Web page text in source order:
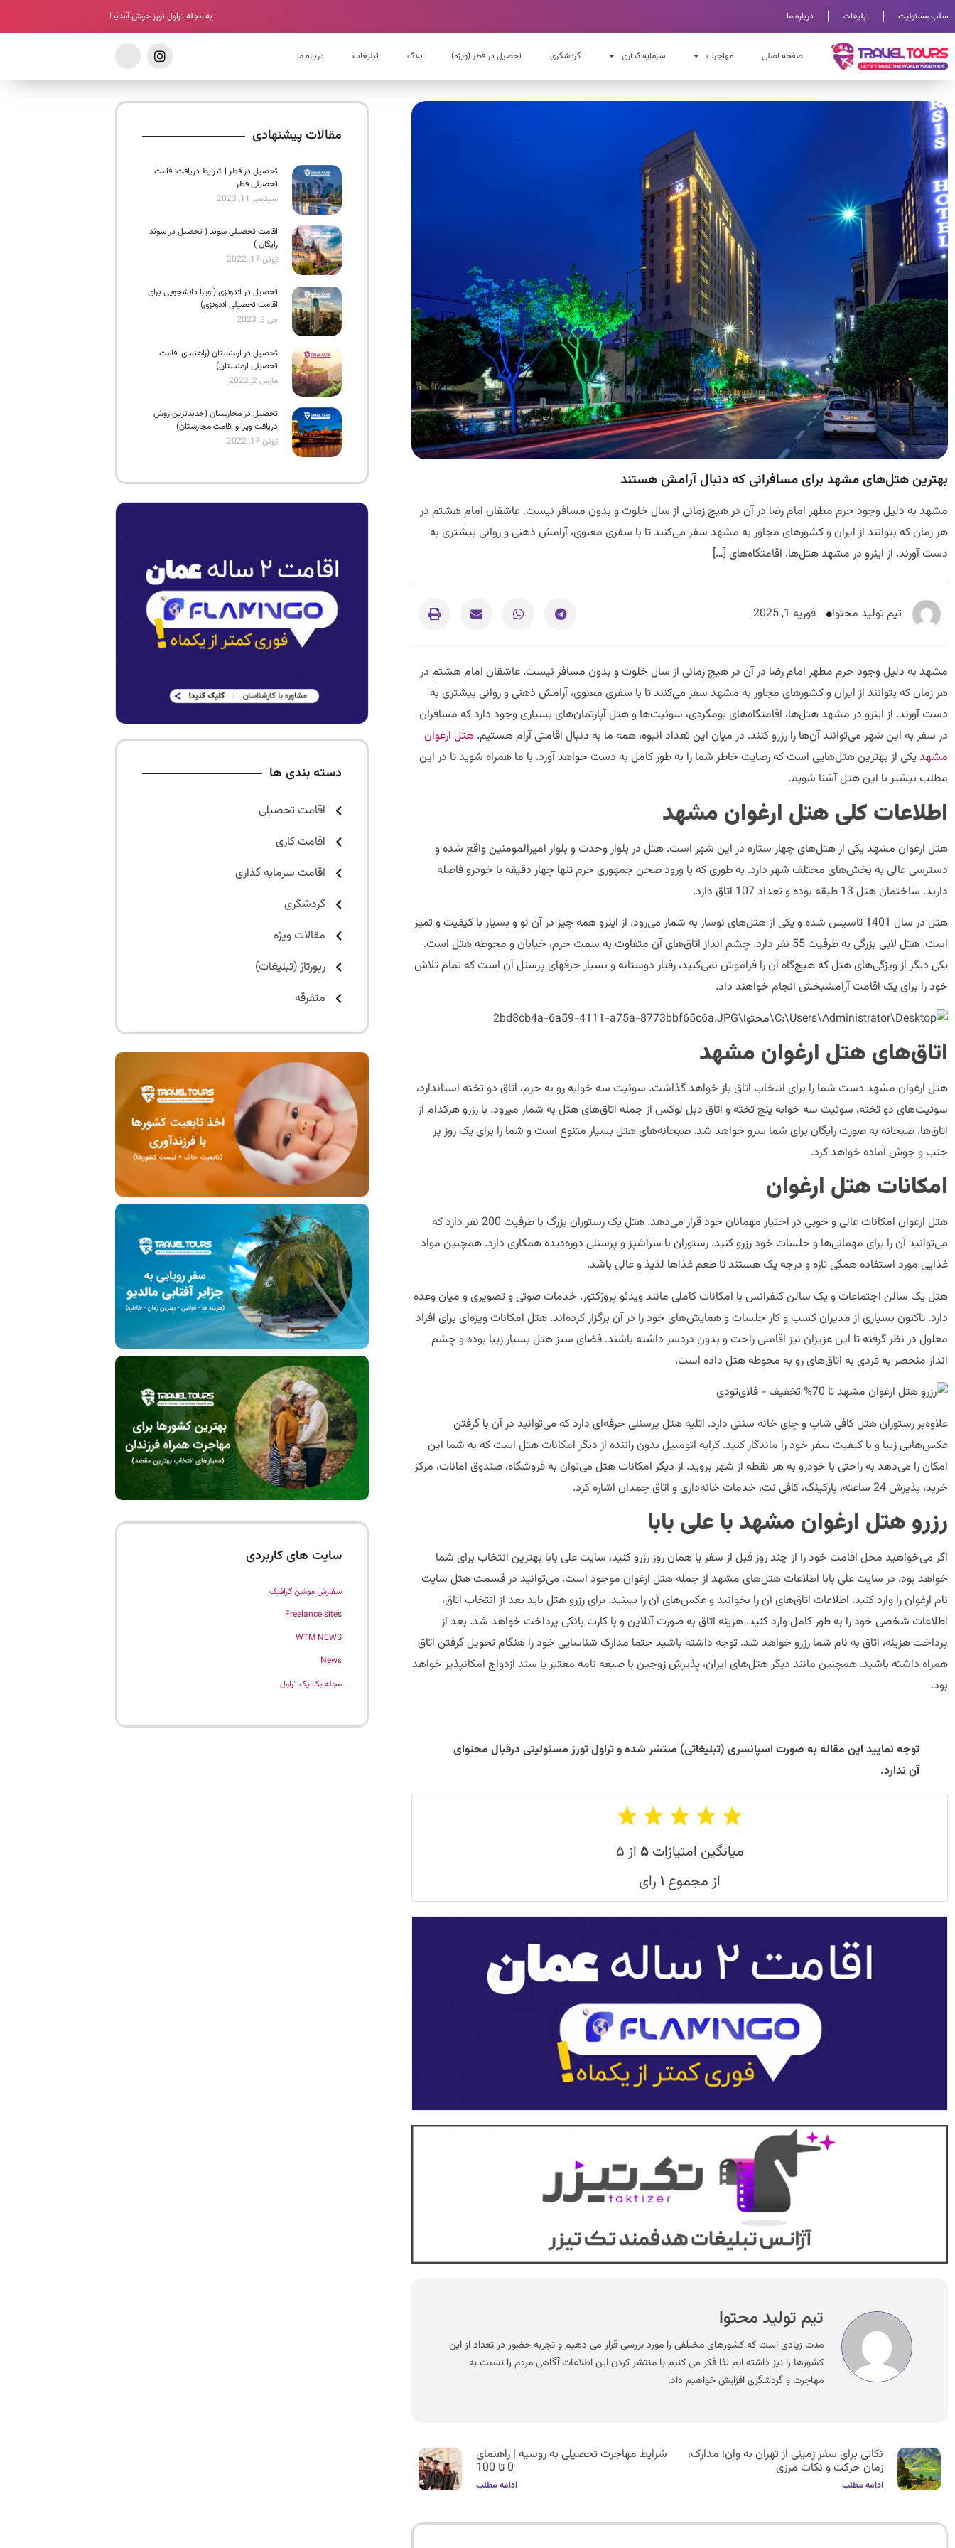
سلب مسئولیت تبلیغات درباره ما به مجله تراول تورز خوش آمدید!
صفحه اصلی مهاجرت سرمایه گذاری گردشگری تحصیل در قطر (ویژه) بلاگ تبلیغات درباره ما
بهترین هتل‌های مشهد برای مسافرانی که دنبال آرامش هستند
مشهد به دلیل وجود حرم مطهر امام رضا در آن در هیچ زمانی از سال خلوت و بدون مسافر نیست. عاشقان امام هشتم در
هر زمان که بتوانند از ایران و کشورهای مجاور به مشهد سفر می‌کنند تا با سفری معنوی، آرامش ذهنی و روانی بیشتری به
دست آورند. از اینرو در مشهد هتل‌ها، اقامتگاه‌های […]
تیم تولید محتوا فوریه 1, 2025
مشهد به دلیل وجود حرم مطهر امام رضا در آن در هیچ زمانی از سال خلوت و بدون مسافر نیست. عاشقان امام هشتم در
هر زمان که بتوانند از ایران و کشورهای مجاور به مشهد سفر می‌کنند تا با سفری معنوی، آرامش ذهنی و روانی بیشتری به
دست آورند. از اینرو در مشهد هتل‌ها، اقامتگاه‌های بوم‎گردی، سوئیت‌ها و هتل آپارتمان‌های بسیاری وجود دارد که مسافران
در سفر به این شهر می‌توانند آن‌ها را رزرو کنند. در میان این تعداد انبوه، همه ما به دنبال اقامتی آرام هستیم. هتل ارغوان
مشهدیکی از بهترین هتل‌هایی است که رضایت خاطر شما را به طور کامل به دست خواهد آورد. با ما همراه شوید تا در این
مطلب بیشتر با این هتل آشنا شویم.
اطلاعات کلی هتل ارغوان مشهد
هتل ارغوان مشهد یکی از هتل‌های چهار ستاره در این شهر است. هتل در بلوار وحدت و بلوار امیرالمومنین واقع شده و
دسترسی عالی به بخش‌های مختلف شهر دارد. به طوری که با ورود صحن جمهوری حرم تنها چهار دقیقه با خودرو فاصله
دارید. ساختمان هتل 13 طبقه بوده و تعداد 107 اتاق دارد.
هتل در سال 1401 تاسیس شده و یکی از هتل‌های نوساز به شمار می‌رود. از اینرو همه چیز در آن نو و بسیار با کیفیت و تمیز
است. هتل لابی بزرگی به ظرفیت 55 نفر دارد. چشم انداز اتاق‌های آن متفاوت به سمت حرم، خیابان و محوطه هتل است.
یکی دیگر از ویژگی‌های هتل که هیچ‌گاه آن را فراموش نمی‌کنید، رفتار دوستانه و بسیار حرفه‎ای پرسنل آن است که تمام تلاش
خود را برای یک اقامت آرامش‎بخش انجام خواهند داد.
اتاق‌های هتل ارغوان مشهد
هتل ارغوان مشهد دست شما را برای انتخاب اتاق باز خواهد گذاشت. سوئیت سه خوابه رو به حرم، اتاق دو تخته استاندارد،
سوئیت‌های دو تخته، سوئیت سه خوابه پنج تخته و اتاق دبل لوکس از جمله اتاق‌های هتل به شمار می‎رود. با رزرو هرکدام از
اتاق‌ها، صبحانه به صورت رایگان برای شما سرو خواهد شد. صبحانه‌های هتل بسیار متنوع است و شما را برای یک روز پر
جنب و جوش آماده خواهد کرد.
امکانات هتل ارغوان
هتل ارغوان امکانات عالی و خوبی در اختیار مهمانان خود قرار می‌دهد. هتل یک رستوران بزرگ با ظرفیت 200 نفر دارد که
می‌توانید آن را برای مهمانی‌ها و جلسات خود رزرو کنید. رستوران با سرآشپز و پرسنلی دوره‌دیده همکاری دارد. همچنین مواد
غذایی مورد استفاده همگی تازه و درجه یک هستند تا طعم غذاها لذیذ و عالی باشد.
هتل یک سالن اجتماعات و یک سالن کنفرانس با امکانات کاملی مانند ویدئو پروژکتور، خدمات صوتی و تصویری و میان وعده
دارد. تاکنون بسیاری از مدیران کسب و کار جلسات و همایش‌های خود را در آن برگزار کرده‌اند. هتل امکانات ویژه‌ای برای افراد
معلول در نظر گرفته تا این عزیزان نیز اقامتی راحت و بدون دردسر داشته باشند. فضای سبز هتل بسیار زیبا بوده و چشم
انداز منحصر به فردی به اتاق‌های رو به محوطه هتل داده است.
علاوه‌بر رستوران هتل کافی شاپ و چای خانه سنتی دارد. اتلیه هتل پرسنلی حرفه‌ای دارد که می‌توانید در آن با گرفتن
عکس‌هایی زیبا و با کیفیت سفر خود را ماندگار کنید. کرایه اتومبیل بدون راننده از دیگر امکانات هتل است که به شما این
امکان را می‌دهد به راحتی با خودرو به هر نقطه از شهر بروید. از دیگر امکانات هتل می‌توان به فروشگاه، صندوق امانات، مرکز
خرید، پذیرش 24 ساعته، پارکینگ، کافی نت، خدمات خانه‌داری و اتاق چمدان اشاره کرد.
رزرو هتل ارغوان مشهد با علی بابا
اگر می‌خواهید محل اقامت خود را از چند روز قبل از سفر یا همان روز رزرو کنید، سایت علی بابا بهترین انتخاب برای شما
خواهد بود. در سایت علی بابا اطلاعات هتل‌های مشهد از جمله هتل ارغوان موجود است. می‌توانید در قسمت هتل سایت
نام ارغوان را وارد کنید. اطلاعات اتاق‌های آن را بخوانید و عکس‌های آن را ببینید. برای رزرو هتل باید بعد از انتخاب اتاق،
اطلاعات شخصی خود را به طور کامل وارد کنید. هزینه اتاق به صورت آنلاین و با کارت بانکی پرداخت خواهد شد. بعد از
پرداخت هزینه، اتاق به نام شما رزرو خواهد شد. توجه داشته باشید حتما مدارک شناسایی خود را هنگام تحویل گرفتن اتاق
همراه داشته باشید. همچنین مانند دیگر هتل‌های ایران، پذیرش زوجین با صیغه نامه معتبر یا سند ازدواج امکانپذیر خواهد
بود.
توجه نمایید این مقاله به صورت اسپانسری (تبلیغاتی) منتشر شده و تراول تورز مسئولیتی درقبال محتوای
آن ندارد.​
میانگین امتیازات۵از ۵
از مجموع ۱رای
تیم تولید محتوا
مدت زیادی است که کشورهای مختلفی را مورد بررسی قرار می دهیم و تجربه حضور در تعداد از این
کشورها را نیز داشته ایم لذا فکر می کنیم با منتشر کردن این اطلاعات آگاهی مردم را نسبت به
مهاجرت و گردشگری افزایش خواهیم داد.
نکاتی برای سفر زمینی از تهران به وان؛ مدارک،
زمان حرکت و نکات مرزی
ادامه مطلب
شرایط مهاجرت تحصیلی به روسیه | راهنمای
0 تا 100
ادامه مطلب
مقالات پیشنهادی
تحصیل در قطر | شرایط دریافت اقامت
تحصیلی قطر
سپتامبر 11, 2023
اقامت تحصیلی سوئد ( تحصیل در سوئد
رایگان )
ژوئن 17, 2022
تحصیل در اندونزی ( ویزا دانشجویی برای
اقامت تحصیلی اندونزی)
می 8, 2023
تحصیل در ارمنستان (راهنمای اقامت
تحصیلی ارمنستان)
مارس 2, 2022
تحصیل در مجارستان (جدیدترین روش
دریافت ویزا و اقامت مجارستان)
ژوئن 17, 2022
دسته بندی ها
اقامت تحصیلی
اقامت کاری
اقامت سرمایه گذاری
گردشگری
مقالات ویژه
رپورتاژ (تبلیغات)
متفرقه
سایت های کاربردی
سفارش موشن گرافیک
Freelance sites
WTM NEWS
News
مجله بک پک تراول